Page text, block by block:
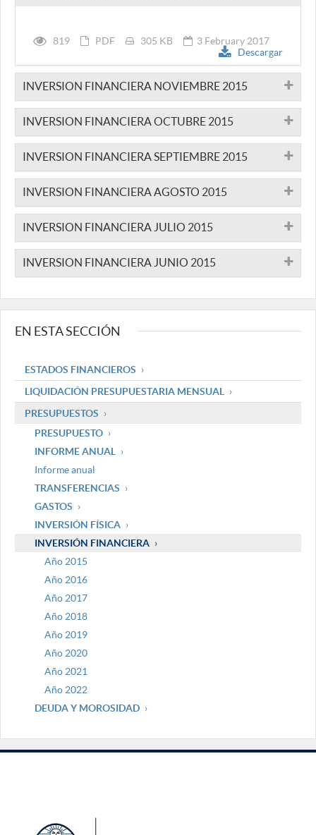
819 PDF 305 KB
3 February 2017
Descargar
INVERSION FINANCIERA NOVIEMBRE 2015
INVERSION FINANCIERA OCTUBRE 2015
INVERSION FINANCIERA SEPTIEMBRE 2015
INVERSION FINANCIERA AGOSTO 2015
INVERSION FINANCIERA JULIO 2015
INVERSION FINANCIERA JUNIO 2015
EN ESTA SECCIÓN
ESTADOS FINANCIEROS
LIQUIDACIÓN PRESUPUESTARIA MENSUAL
PRESUPUESTOS
PRESUPUESTO
INFORME ANUAL
Informe anual
TRANSFERENCIAS
GASTOS
INVERSIÓN FÍSICA
INVERSIÓN FINANCIERA
Año 2015
Año 2016
Año 2017
Año 2018
Año 2019
Año 2020
Año 2021
Año 2022
DEUDA Y MOROSIDAD